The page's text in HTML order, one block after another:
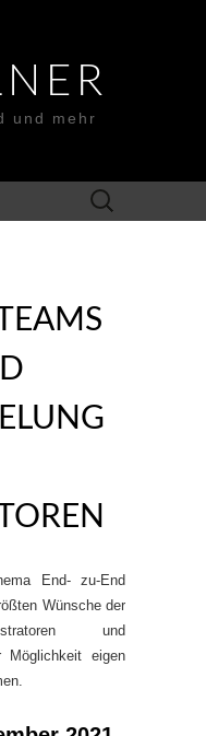
und mehr
Suchen
nach:
End- zu-End
Wünsche der
und
Möglichkeit eigen